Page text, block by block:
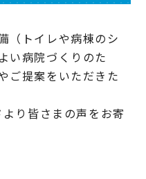
（トイレや病棟のシ
い病院づくりのた
ご提案をいただきた
り皆さまの声をお寄